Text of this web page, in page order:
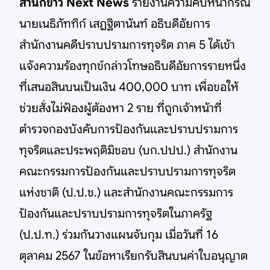
นายเนธิภัททิก์ เสฏฐิตานันท์ อธิบดีอัยการ
สำนักงานคดีปราบปรามการทุจริต ภาค 5 ได้เข้า
แจ้งความร้องทุกข์กล่าวโทษอธิบดีอัยการรายหนึ่ง
ที่เสนอสินบนเป็นเงิน 400,000 บาท เพื่อขอให้
ช่วยสั่งไม่ฟ้องผู้ต้องหา 2 ราย ที่ถูกเจ้าหน้าที่
ตำรวจกองบังคับการป้องกันและปราบปรามการ
ทุจริตและประพฤติมิชอบ (บก.ปปป.) สำนักงาน
คณะกรรมการป้องกันและปราบปรามการทุจริต
แห่งชาติ (ป.ป.ช.) และสำนักงานคณะกรรมการ
ป้องกันและปราบปรามการทุจริตในภาครัฐ
(ป.ป.ท.) ร่วมกันวางแผนจับกุม เมื่อวันที่ 16
ตุลาคม 2567 ในข้อหาเรียกรับสินบนค่าใบอนุญาต